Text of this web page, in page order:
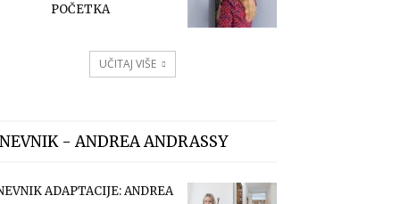
POČETKA
UČITAJ VIŠE
- ANDREA ANDRASSY
ADAPTACIJE: ANDREA